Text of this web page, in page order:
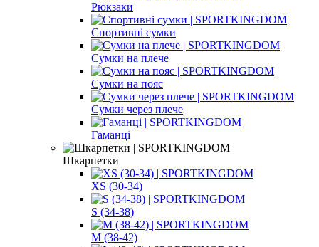
Рюкзаки
Спортивні сумки
Сумки на плече
Сумки на пояс
Сумки через плече
Гаманці
Шкарпетки
XS (30-34)
S (34-38)
M (38-42)